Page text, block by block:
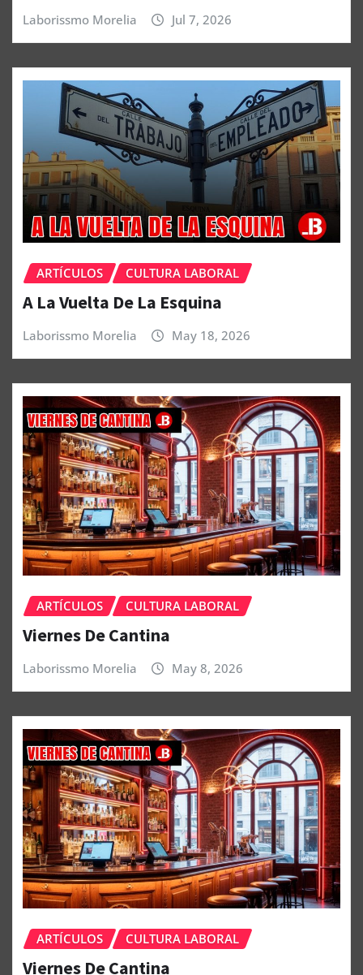
Laborissmo Morelia Jul 7, 2026
ARTÍCULOS CULTURA LABORAL
A La Vuelta De La Esquina
Laborissmo Morelia May 18, 2026
ARTÍCULOS CULTURA LABORAL
Viernes De Cantina
Laborissmo Morelia May 8, 2026
ARTÍCULOS CULTURA LABORAL
Viernes De Cantina